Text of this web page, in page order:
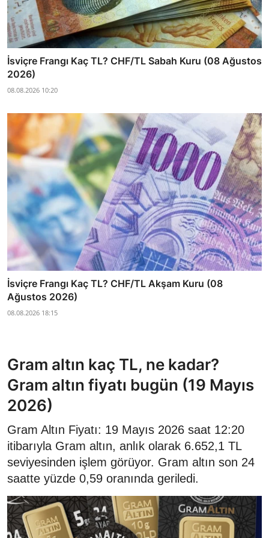
İsviçre Frangı Kaç TL? CHF/TL Sabah Kuru (08 Ağustos
2026)
08.08.2026 10:20
İsviçre Frangı Kaç TL? CHF/TL Akşam Kuru (08
Ağustos 2026)
08.08.2026 18:15
Gram altın kaç TL, ne kadar?
Gram altın fiyatı bugün (19 Mayıs
2026)
Gram Altın Fiyatı: 19 Mayıs 2026 saat 12:20
itibarıyla Gram altın, anlık olarak 6.652,1 TL
seviyesinden işlem görüyor. Gram altın son 24
saatte yüzde 0,59 oranında geriledi.